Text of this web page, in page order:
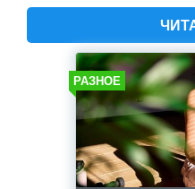
РАЗНОЕ